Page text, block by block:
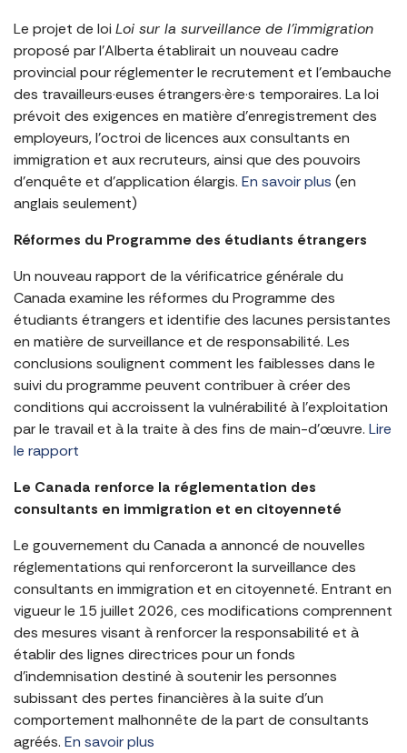
Le projet de loi Loi sur la surveillance de l’immigration
proposé par l’Alberta établirait un nouveau cadre
provincial pour réglementer le recrutement et l’embauche
des travailleurs·euses étrangers·ère·s temporaires. La loi
prévoit des exigences en matière d’enregistrement des
employeurs, l’octroi de licences aux consultants en
immigration et aux recruteurs, ainsi que des pouvoirs
d’enquête et d’application élargis. En savoir plus (en
anglais seulement)
Réformes du Programme des étudiants étrangers
Un nouveau rapport de la vérificatrice générale du
Canada examine les réformes du Programme des
étudiants étrangers et identifie des lacunes persistantes
en matière de surveillance et de responsabilité. Les
conclusions soulignent comment les faiblesses dans le
suivi du programme peuvent contribuer à créer des
conditions qui accroissent la vulnérabilité à l’exploitation
par le travail et à la traite à des fins de main-d’œuvre. Lire
le rapport
Le Canada renforce la réglementation des
consultants en immigration et en citoyenneté
Le gouvernement du Canada a annoncé de nouvelles
réglementations qui renforceront la surveillance des
consultants en immigration et en citoyenneté. Entrant en
vigueur le 15 juillet 2026, ces modifications comprennent
des mesures visant à renforcer la responsabilité et à
établir des lignes directrices pour un fonds
d’indemnisation destiné à soutenir les personnes
subissant des pertes financières à la suite d’un
comportement malhonnête de la part de consultants
agréés. En savoir plus